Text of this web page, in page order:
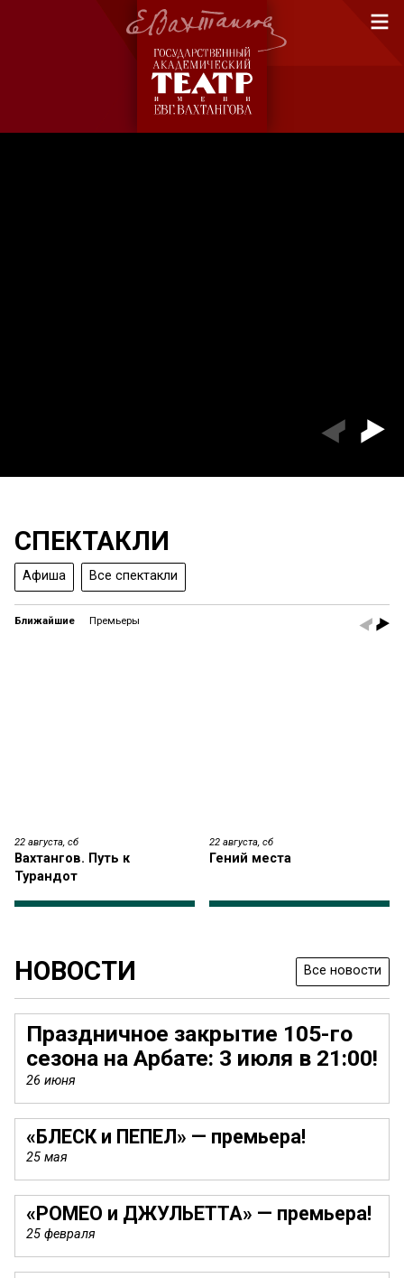
СПЕКТАКЛИ
Афиша Все спектакли
Ближайшие Премьеры
22 августа, сб
Вахтангов. Путь к
Турандот
22 августа, сб
Гений места
Блеск и пепел
Основная сцена
Фауст
Основная сцена
НОВОСТИ Все новости
Праз­днич­ное закрытие 105-го
сезона на Арбате: 3 июля в 21:00!
26 июня
«БЛЕСК и ПЕПЕЛ» — премьера!
25 мая
«РОМЕО и ДЖУЛЬ­ЕТ­ТА» — премьера!
25 февраля